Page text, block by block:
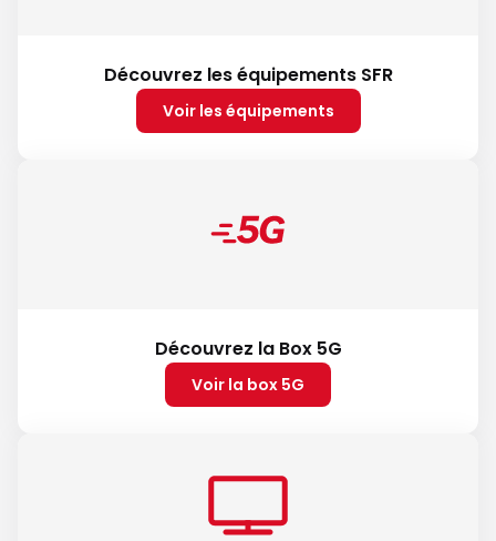
Découvrez les équipements SFR
Voir les équipements
Découvrez la Box 5G
Voir la box 5G